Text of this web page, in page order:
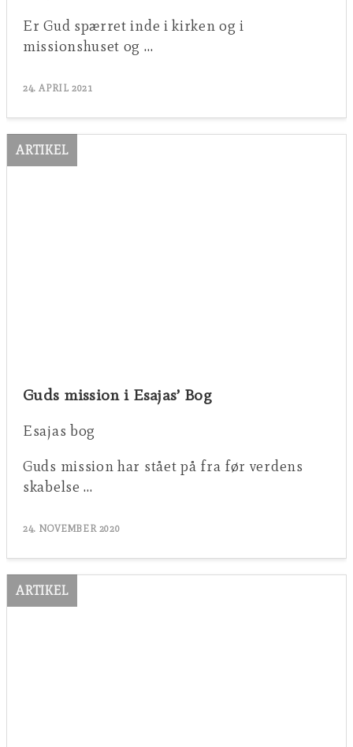
Er Gud spærret inde i kirken og i
missionshuset og …
24. APRIL 2021
ARTIKEL
Guds mission i Esajas’ Bog
Esajas bog
Guds mission har stået på fra før verdens
skabelse …
24. NOVEMBER 2020
ARTIKEL